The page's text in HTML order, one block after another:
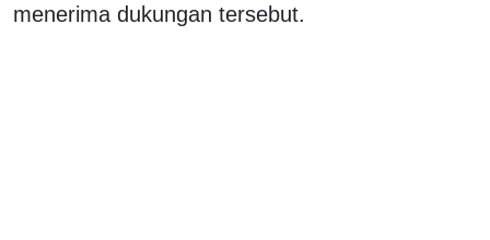
menerima dukungan tersebut.